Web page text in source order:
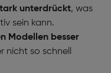
unterdrückt, was
sein kann.
Modellen besser
nicht so schnell